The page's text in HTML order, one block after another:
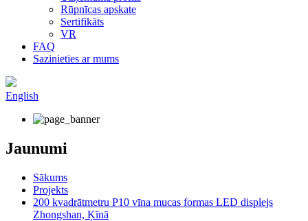
Rūpnīcas apskate
Sertifikāts
VR
FAQ
Sazinieties ar mums
English
Jaunumi
Sākums
Projekts
200 kvadrātmetru P10 vīna mucas formas LED displejs
Zhongshan, Ķīnā